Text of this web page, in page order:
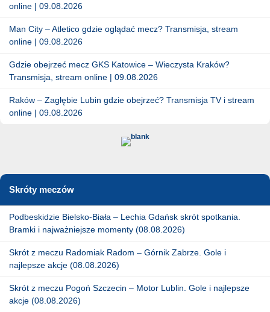
online | 09.08.2026
Man City – Atletico gdzie oglądać mecz? Transmisja, stream
online | 09.08.2026
Gdzie obejrzeć mecz GKS Katowice – Wieczysta Kraków?
Transmisja, stream online | 09.08.2026
Raków – Zagłębie Lubin gdzie obejrzeć? Transmisja TV i stream
online | 09.08.2026
Skróty meczów
Podbeskidzie Bielsko-Biała – Lechia Gdańsk skrót spotkania.
Bramki i najważniejsze momenty (08.08.2026)
Skrót z meczu Radomiak Radom – Górnik Zabrze. Gole i
najlepsze akcje (08.08.2026)
Skrót z meczu Pogoń Szczecin – Motor Lublin. Gole i najlepsze
akcje (08.08.2026)